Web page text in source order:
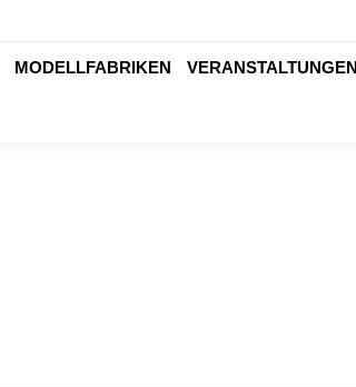
MODELLFABRIKEN VERANSTALTUNGEN